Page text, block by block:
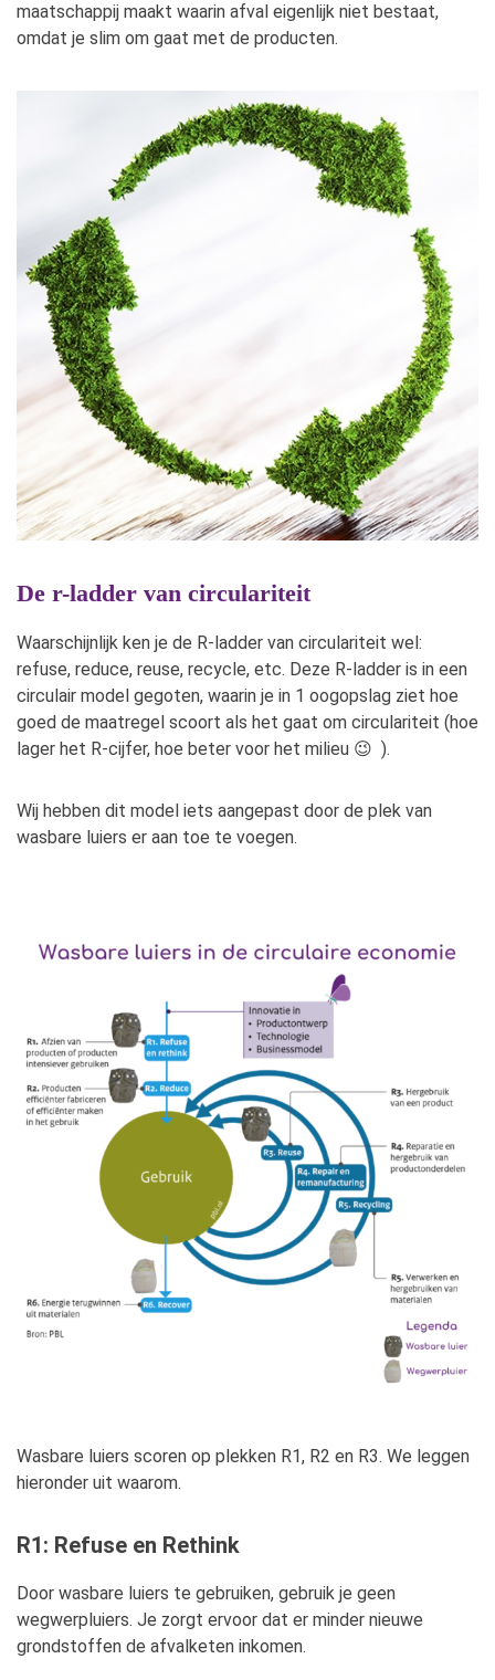
maatschappij maakt waarin afval eigenlijk niet bestaat,
omdat je slim om gaat met de producten.
De r-ladder van circulariteit
Waarschijnlijk ken je de R-ladder van circulariteit wel:
refuse, reduce, reuse, recycle, etc. Deze R-ladder is in een
circulair model gegoten, waarin je in 1 oogopslag ziet hoe
goed de maatregel scoort als het gaat om circulariteit (hoe
lager het R-cijfer, hoe beter voor het milieu 😉 ).
Wij hebben dit model iets aangepast door de plek van
wasbare luiers er aan toe te voegen.
Wasbare luiers scoren op plekken R1, R2 en R3. We leggen
hieronder uit waarom.
R1: Refuse en Rethink
Door wasbare luiers te gebruiken, gebruik je geen
wegwerpluiers. Je zorgt ervoor dat er minder nieuwe
grondstoffen de afvalketen inkomen.